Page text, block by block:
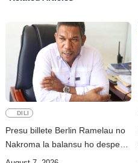
DILI
Presu billete Berlin Ramelau no
Nakroma la balansu ho despeza
ba ró